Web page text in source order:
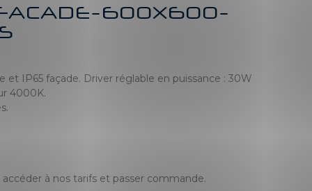
600X600-
IP65 façade. Driver réglable en puissance : 30W
4000K.
à nos tarifs et passer commande.